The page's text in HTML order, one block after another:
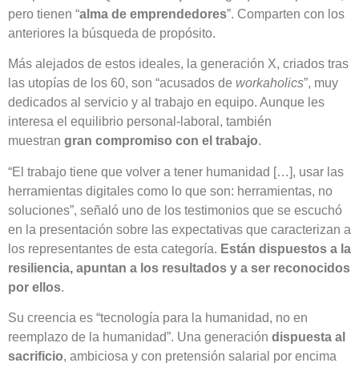
pero tienen “alma de emprendedores”. Comparten con los
anteriores la búsqueda de propósito.
Más alejados de estos ideales, la generación X, criados tras
las utopías de los 60, son “acusados de workaholics”, muy
dedicados al servicio y al trabajo en equipo. Aunque les
interesa el equilibrio personal-laboral, también
muestran gran compromiso con el trabajo.
“El trabajo tiene que volver a tener humanidad […], usar las
herramientas digitales como lo que son: herramientas, no
soluciones”, señaló uno de los testimonios que se escuchó
en la presentación sobre las expectativas que caracterizan a
los representantes de esta categoría. Están dispuestos a la
resiliencia, apuntan a los resultados y a ser reconocidos
por ellos.
Su creencia es “tecnología para la humanidad, no en
reemplazo de la humanidad”. Una generación dispuesta al
sacrificio, ambiciosa y con pretensión salarial por encima